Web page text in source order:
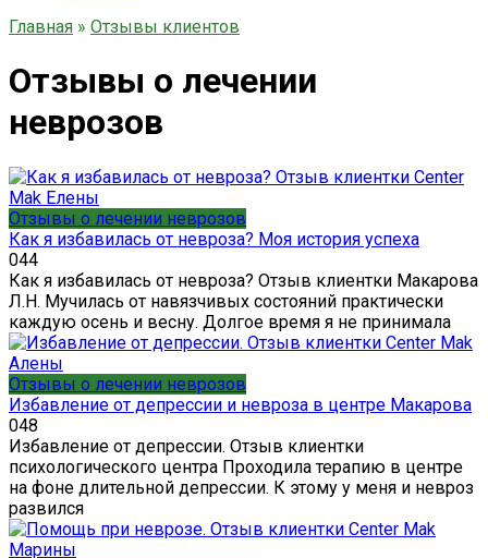
Главная » Отзывы клиентов
Отзывы о лечении
неврозов
Отзывы о лечении неврозов
Как я избавилась от невроза? Моя история успеха
044
Как я избавилась от невроза? Отзыв клиентки Макарова
Л.Н. Мучилась от навязчивых состояний практически
каждую осень и весну. Долгое время я не принимала
Отзывы о лечении неврозов
Избавление от депрессии и невроза в центре Макарова
048
Избавление от депрессии. Отзыв клиентки
психологического центра Проходила терапию в центре
на фоне длительной депрессии. К этому у меня и невроз
развился